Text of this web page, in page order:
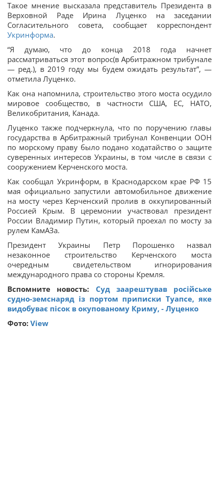
Такое мнение высказала представитель Президента в
Верховной Раде Ирина Луценко на заседании
Согласительного совета, сообщает корреспондент
Укринформа.
“Я думаю, что до конца 2018 года начнет
рассматриваться этот вопрос(в Арбитражном трибунале
— ред.), в 2019 году мы будем ожидать результат”, —
отметила Луценко.
Как она напомнила, строительство этого моста осудило
мировое сообщество, в частности США, ЕС, НАТО,
Великобритания, Канада.
Луценко также подчеркнула, что по поручению главы
государства в Арбитражный трибунал Конвенции ООН
по морскому праву было подано ходатайство о защите
суверенных интересов Украины, в том числе в связи с
сооружением Керченского моста.
Как сообщал Укринформ, в Краснодарском крае РФ 15
мая официально запустили автомобильное движение
на мосту через Керченский пролив в оккупированный
Россией Крым. В церемонии участвовал президент
России Владимир Путин, который проехал по мосту за
рулем КамАЗа.
Президент Украины Петр Порошенко назвал
незаконное строительство Керченского моста
очередным свидетельством игнорирования
международного права со стороны Кремля.
Вспомните новость: Суд заарештував російське
судно-земснаряд із портом приписки Туапсе, яке
видобуває пісок в окупованому Криму, - Луценко
Фото: View